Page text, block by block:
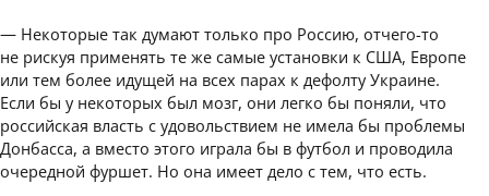
— Некоторые так думают только про Россию, отчего-то
не рискуя применять те же самые установки к США, Европе
или тем более идущей на всех парах к дефолту Украине.
Если бы у некоторых был мозг, они легко бы поняли, что
российская власть с удовольствием не имела бы проблемы
Донбасса, а вместо этого играла бы в футбол и проводила
очередной фуршет. Но она имеет дело с тем, что есть.